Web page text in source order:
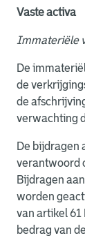
Vaste activa
Immateriële
De
de
de
verwachting
De bijdragen
verantwoord
Bijdragen
worden
van artikel 61
bedrag van